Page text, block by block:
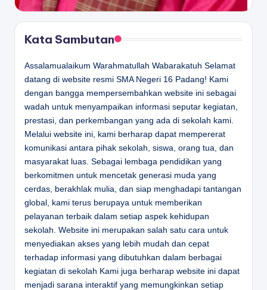
Kata Sambutan
Assalamualaikum Warahmatullah Wabarakatuh Selamat
datang di website resmi SMA Negeri 16 Padang! Kami
dengan bangga mempersembahkan website ini sebagai
wadah untuk menyampaikan informasi seputar kegiatan,
prestasi, dan perkembangan yang ada di sekolah kami.
Melalui website ini, kami berharap dapat mempererat
komunikasi antara pihak sekolah, siswa, orang tua, dan
masyarakat luas. Sebagai lembaga pendidikan yang
berkomitmen untuk mencetak generasi muda yang
cerdas, berakhlak mulia, dan siap menghadapi tantangan
global, kami terus berupaya untuk memberikan
pelayanan terbaik dalam setiap aspek kehidupan
sekolah. Website ini merupakan salah satu cara untuk
menyediakan akses yang lebih mudah dan cepat
terhadap informasi yang dibutuhkan dalam berbagai
kegiatan di sekolah Kami juga berharap website ini dapat
menjadi sarana interaktif yang memungkinkan setiap